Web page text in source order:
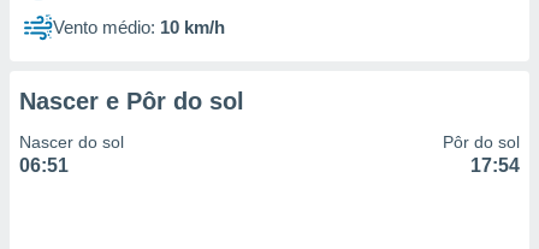
Vento médio: 10 km/h
Nascer e Pôr do sol
Nascer do sol
06:51
Pôr do sol
17:54